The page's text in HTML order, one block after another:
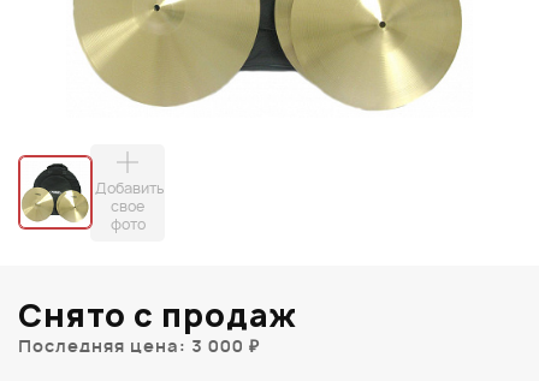
Добавить
свое
фото
Снято с продаж
Последняя цена: 3 000 ₽